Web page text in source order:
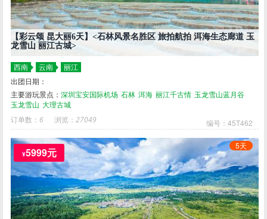
【彩云颂 昆大丽6天】<石林风景名胜区 旅拍航拍 洱海生态廊道 玉
龙雪山 丽江古城>
西南 云南
丽江
出团日期：
主要游玩景点：深圳宝安国际机场 石林 洱海 丽江千古情 玉龙雪山蓝月谷
玉龙雪山 大理古城
订单数： 6 浏览：27049 编号：45T462
5天
¥5999元